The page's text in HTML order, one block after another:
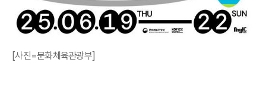
[사진=문화체육관광부]